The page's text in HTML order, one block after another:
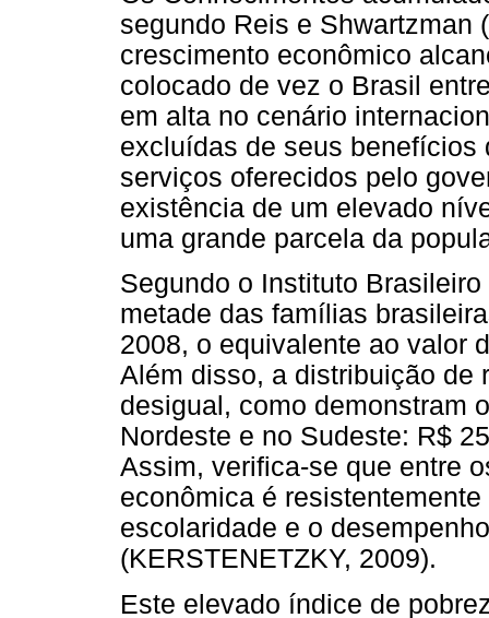
segundo Reis e Shwartzman
crescimento econômico
colocado de vez o Brasil
em alta no cenário
excluídas de seus benefícios
serviços oferecidos pelo
existência de um elevado
uma grande parcela da
Segundo o Instituto
metade das famílias
2008, o equivalente ao valor
Além disso, a distribuição de
desigual, como demonstram
Nordeste e no Sudeste: R$
Assim, verifica-se que entre
econômica é
escolaridade e o
(KERSTENETZKY, 2009).
Este elevado índice de